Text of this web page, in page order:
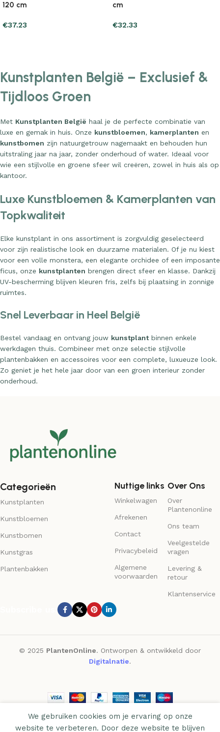
120 cm
€37.23
cm
€32.33
Kunstplanten België – Exclusief &
Tijdloos Groen
Met Kunstplanten België haal je de perfecte combinatie van
luxe en gemak in huis. Onze kunstbloemen, kamerplanten en
kunstbomen zijn natuurgetrouw nagemaakt en behouden hun
uitstraling jaar na jaar, zonder onderhoud of water. Ideaal voor
wie een stijlvolle en groene sfeer wil creëren, zowel in huis als op
kantoor.
Luxe Kunstbloemen & Kamerplanten van
Topkwaliteit
Elke kunstplant in ons assortiment is zorgvuldig geselecteerd
voor zijn realistische look en duurzame materialen. Of je nu kiest
voor een volle monstera, een elegante orchidee of een imposante
ficus, onze kunstplanten brengen direct sfeer en klasse. Dankzij
UV-bescherming blijven kleuren fris, zelfs bij plaatsing in zonnige
ruimtes.
Snel Leverbaar in Heel België
Bestel vandaag en ontvang jouw kunstplantbinnen enkele
werkdagen thuis. Combineer met onze selectie stijlvolle
plantenbakken en accessoires voor een complete, luxueuze look.
Zo geniet je het hele jaar door van een groen interieur zonder
onderhoud.
Categorieën
Kunstplanten
Kunstbloemen
Kunstbomen
Kunstgras
Plantenbakken
Nuttige links
Winkelwagen
Afrekenen
Contact
Privacybeleid
Algemene
voorwaarden
Over Ons
Over
Plantenonline
Ons team
Veelgestelde
vragen
Levering &
retour
Klantenservice
© 2025 PlantenOnline. Ontworpen & ontwikkeld door
Digitalnatie.
We gebruiken cookies om je ervaring op onze
website te verbeteren. Door deze website te blijven